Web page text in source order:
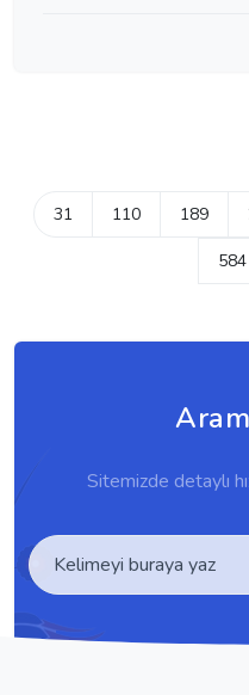
31 110 189
584
Sitemizde detaylı